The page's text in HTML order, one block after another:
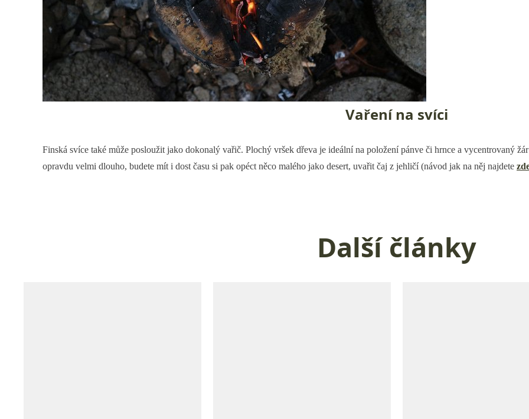
Vaření na svíci
Finská svíce také může posloužit jako dokonalý vařič. Plochý vršek dřeva je ideální na položení pánve či hrnce a vycentrovaný
opravdu velmi dlouho, budete mít i dost času si pak opéct něco malého jako desert, uvařit čaj z jehličí (návod jak na něj najdete
Další články